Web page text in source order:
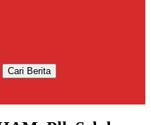
Cari Berita